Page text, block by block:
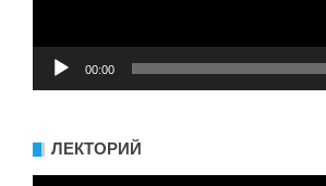
00:00
ЛЕКТОРИЙ